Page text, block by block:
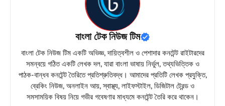
বাংলা টেক নিউজ টিম
বাংলা টেক নিউজ টিম একটি অভিজ্ঞ, দায়িত্বশীল ও পেশাদার কনটেন্ট রাইটারদের
সমন্বয়ে গঠিত একটি লেখক দল, যারা বাংলা ভাষায় নির্ভুল, তথ্যভিত্তিক ও
পাঠক-বান্ধব কনটেন্ট তৈরিতে প্রতিশ্রুতিবদ্ধ। আমাদের প্রতিটি লেখক প্রযুক্তি,
ব্রেকিং নিউজ, অনলাইন আয়, স্বাস্থ্য, লাইফস্টাইল, ডিজিটাল ট্রেন্ড ও
সমসাময়িক বিষয় নিয়ে গভীর গবেষণার মাধ্যমে কনটেন্ট তৈরি করে থাকেন।